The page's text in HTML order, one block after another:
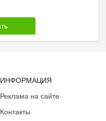
ИНФОРМАЦИЯ
Реклама на сайте
Контакты